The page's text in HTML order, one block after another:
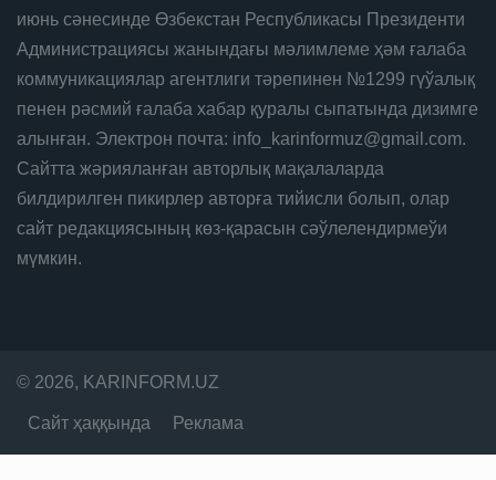
июнь сәнесинде Өзбекстан Республикасы Президенти
Администрациясы жанындағы мәлимлеме ҳәм ғалаба
коммуникациялар агентлиги тәрепинен №1299 гүўалық
пенен рәсмий ғалаба хабар қуралы сыпатында дизимге
алынған. Электрон почта: info_karinformuz@gmail.com.
Сайтта жәрияланған авторлық мақалаларда
билдирилген пикирлер авторға тийисли болып, олар
сайт редакциясының көз-қарасын сәўлелендирмеўи
мүмкин.
© 2026, KARINFORM.UZ
Сайт ҳаққында Реклама